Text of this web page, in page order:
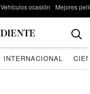
Vehículos ocasión Mejores
INTERNACIONAL